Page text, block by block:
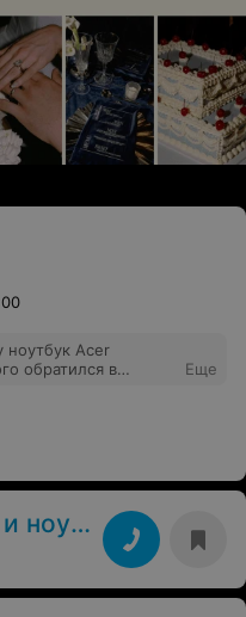
ноутбук Acer
обратился в
я идти длинной
Еще